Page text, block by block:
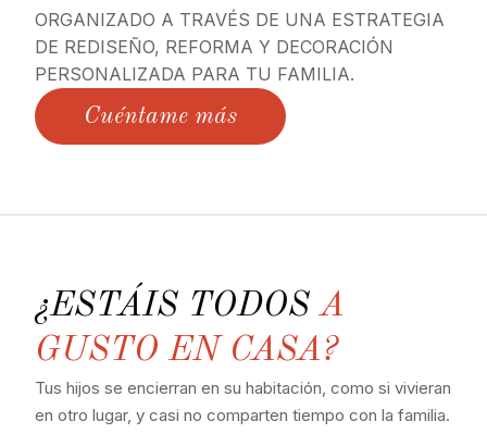
ORGANIZADO A TRAVÉS DE UNA ESTRATEGIA
DE REDISEÑO, REFORMA Y DECORACIÓN
PERSONALIZADA PARA TU FAMILIA.
Cuéntame más
¿ESTÁIS TODOSA
GUSTO EN CASA?
Tus hijos se encierran en su habitación, como si vivieran
en otro lugar, y casi no comparten tiempo con la familia.